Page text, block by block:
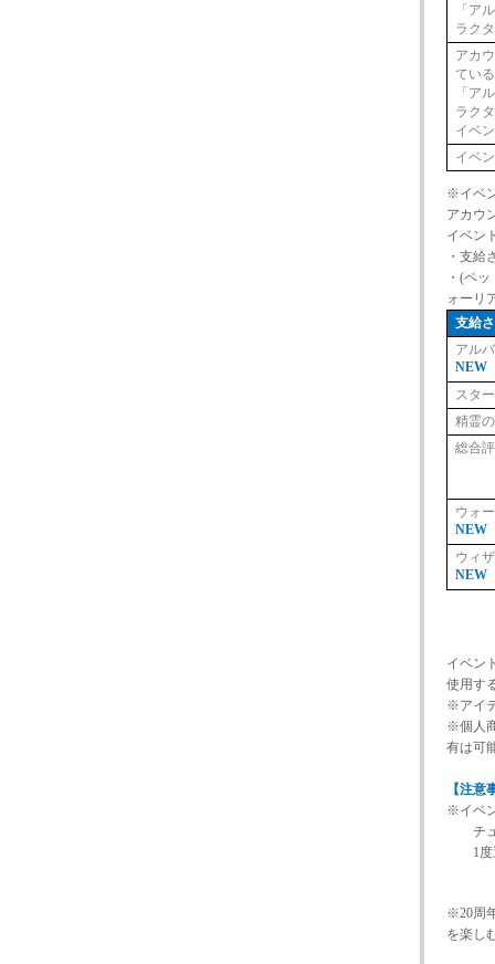
「ア
ラク
アカ
てい
「ア
ラク
イベ
イベ
※イベ
アカウ
イベン
・支給
・(ペ
ォーリ
支給
アル
NEW
スタ
精霊
総合
ウォ
NEW
ウィ
NEW
イベン
使用す
※アイ
※個人
有は可
【注意
※イベ
チュ
1度選
※20周
を楽し